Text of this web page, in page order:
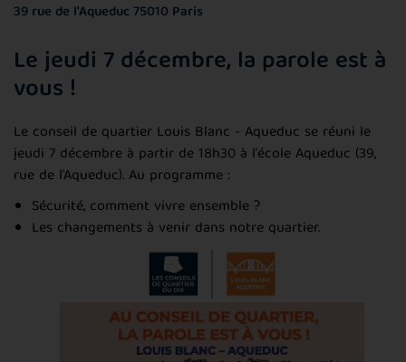
39 rue de l'Aqueduc75010 Paris
Le jeudi 7 décembre, la parole est à
vous !
Le conseil de quartier Louis Blanc - Aqueduc se réuni le
jeudi 7 décembre à partir de 18h30 à l'école Aqueduc (39,
rue de l'Aqueduc). Au programme :
Sécurité, comment vivre ensemble ?
Les changements à venir dans notre quartier.